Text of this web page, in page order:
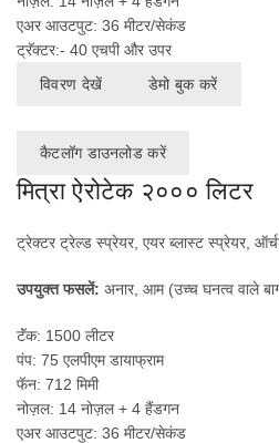
एअर आउटपुट: 36 मीटर/सेकंड
ट्रॅक्टर:- 40 एचपी और उपर
विवरण देखें
डेमो बुक करें
कैटलॉग डाउनलोड करें
मित्रा ऐरोटेक २००० लिटर
ट्रेक्टर ट्रेल्ड स्प्रेयर, एयर ब्लास्ट स्प्रेयर,
उपयुक्त फसलें: अनार, आम (उच्च घनत्व वाले
टॅंक: 1500 लीटर
पंप: 75 एलपीएम डायाफ्राम
फॅन: 712 मिमी
नोज़ल: 14 नोज़ल + 4 हैंडगन
एअर आउटपुट: 36 मीटर/सेकंड